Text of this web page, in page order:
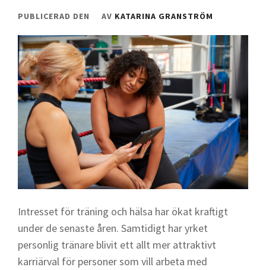
PUBLICERAD DEN AV KATARINA GRANSTRÖM
Intresset för träning och hälsa har ökat kraftigt
under de senaste åren. Samtidigt har yrket
personlig tränare blivit ett allt mer attraktivt
karriärval för personer som vill arbeta med